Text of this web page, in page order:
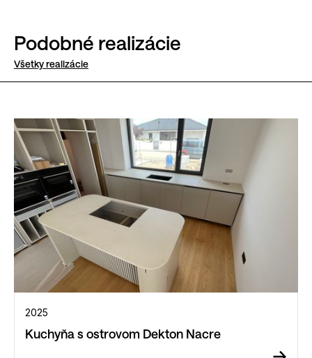
Podobné realizácie
Všetky realizácie
2025
Kuchyňa s ostrovom Dekton Nacre